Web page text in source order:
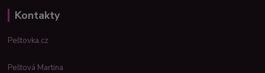
Kontakty
Peštovka.cz
Peštová Martina